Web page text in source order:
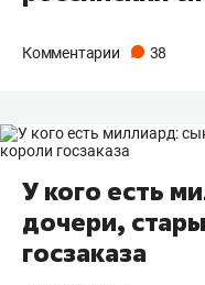
Комментарии 38
У кого есть
дочери,
госзаказа